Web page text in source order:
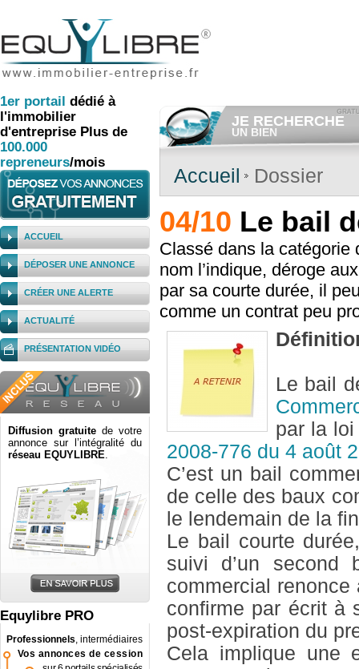
1er portail dédié à
l'immobilier
d'entreprise Plus de
100.000
repreneurs/mois
ACCUEIL
DÉPOSER UNE ANNONCE
CRÉER UNE ALERTE
ACTUALITÉ
PRÉSENTATION VIDÉO
Diffusion gratuite de votre
annonce sur l’intégralité du
réseau EQUYLIBRE.
Equylibre PRO
Professionnels, intermédiaires
Vos annonces de cession
JE RECHERCHE
UN BIEN
Consulter gratuitementles
Et/ou déposer
gratuitement
votre recherche d'immobilier.
RECHERCHER UNE
ANNONCE
Accueil Dossier
04/10 Le bail
Classé dans la catégorie
nom l’indique, déroge
par sa courte durée, il
comme un contrat peu
Le bail
par la
2008-776 du 4 août
C’est un bail
de celle des baux
le lendemain de la
Le bail courte
suivi d’un
commercial
confirme par écrit à
post-expiration du
Cela implique une